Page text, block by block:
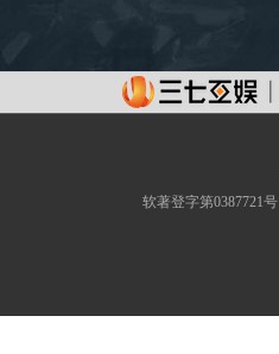
软著登字第0387721号